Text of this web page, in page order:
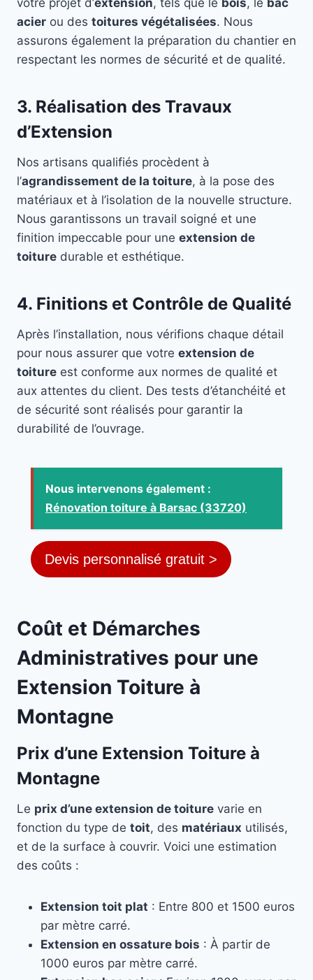
acier ou des toitures végétalisées. Nous
assurons également la préparation du chantier en
respectant les normes de sécurité et de qualité.
3. Réalisation des Travaux
d’Extension
Nos artisans qualifiés procèdent à
l’agrandissement de la toiture, à la pose des
matériaux et à l’isolation de la nouvelle structure.
Nous garantissons un travail soigné et une
finition impeccable pour une extension de
toiture durable et esthétique.
4. Finitions et Contrôle de Qualité
Après l’installation, nous vérifions chaque détail
pour nous assurer que votre extension de
toiture est conforme aux normes de qualité et
aux attentes du client. Des tests d’étanchéité et
de sécurité sont réalisés pour garantir la
durabilité de l’ouvrage.
Nous intervenons également :
Rénovation toiture à Barsac (33720)
Devis personnalisé gratuit >
Coût et Démarches
Administratives pour une
Extension Toiture à
Montagne
Prix d’une Extension Toiture à
Montagne
Le prix d’une extension de toiture varie en
fonction du type de toit, des matériaux utilisés,
et de la surface à couvrir. Voici une estimation
des coûts :
Extension toit plat : Entre 800 et 1500 euros
par mètre carré.
Extension en ossature bois : À partir de
1000 euros par mètre carré.